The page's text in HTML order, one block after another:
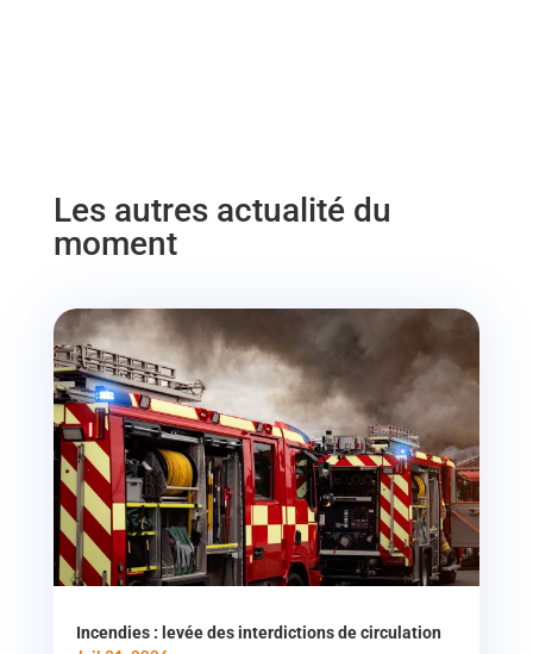
Les autres actualité du
moment
Incendies : levée des interdictions de circulation